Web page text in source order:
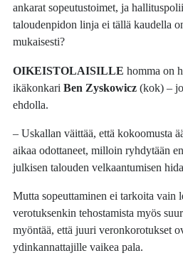
ankarat sopeutustoimet, ja
taloudenpidon linja ei tällä kaudella
mukaisesti?
OIKEISTOLAISILLE homma on
ikäkonkariBen Zyskowicz (kok) –
ehdolla.
– Uskallan väittää, että kokoomusta
aikaa odottaneet, milloin ryhdytään
julkisen talouden velkaantumisen
Mutta sopeuttaminen ei tarkoita vain
verotuksenkin tehostamista myös
myöntää, että juuri veronkorotukset
ydinkannattajille vaikea pala.